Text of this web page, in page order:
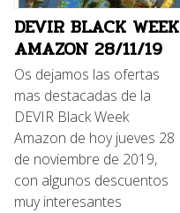
DEVIR BLACK WEEK
AMAZON 28/11/19
Os dejamos las ofertas
mas destacadas de la
DEVIR Black Week
Amazon de hoy jueves 28
de noviembre de 2019,
con algunos descuentos
muy interesantes